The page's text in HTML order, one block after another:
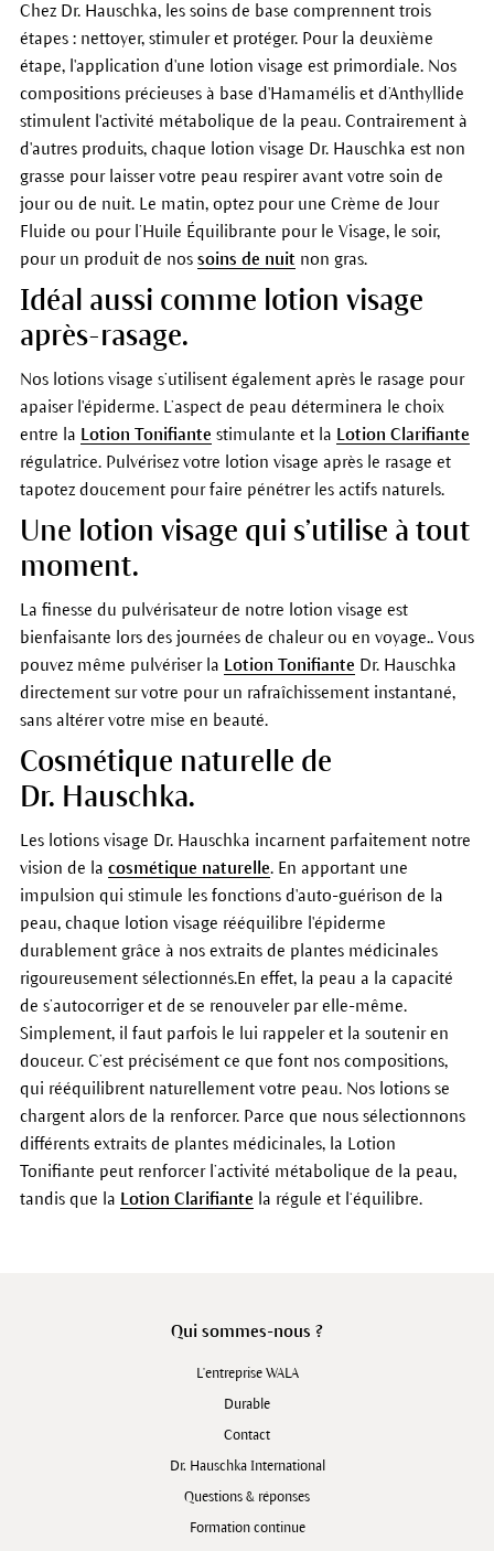
Chez Dr. Hauschka, les soins de base comprennent trois
étapes : nettoyer, stimuler et protéger. Pour la deuxième
étape, l'application d'une lotion visage est primordiale. Nos
compositions précieuses à base d'Hamamélis et d’Anthyllide
stimulent l'activité métabolique de la peau. Contrairement à
d'autres produits, chaque lotion visage Dr. Hauschka est non
grasse pour laisser votre peau respirer avant votre soin de
jour ou de nuit. Le matin, optez pour une Crème de Jour
Fluide ou pour l’Huile Équilibrante pour le Visage, le soir,
pour un produit de nos soins de nuit non gras.
Idéal aussi comme lotion visage
après-rasage.
Nos lotions visage s’utilisent également après le rasage pour
apaiser l'épiderme. L’aspect de peau déterminera le choix
entre la Lotion Tonifiante stimulante et la Lotion Clarifiante
régulatrice. Pulvérisez votre lotion visage après le rasage et
tapotez doucement pour faire pénétrer les actifs naturels.
Une lotion visage qui s’utilise à tout
moment.
La finesse du pulvérisateur de notre lotion visage est
bienfaisante lors des journées de chaleur ou en voyage.. Vous
pouvez même pulvériser la Lotion Tonifiante Dr. Hauschka
directement sur votre pour un rafraîchissement instantané,
sans altérer votre mise en beauté.
Cosmétique naturelle de
Dr. Hauschka.
Les lotions visage Dr. Hauschka incarnent parfaitement notre
vision de la cosmétique naturelle. En apportant une
impulsion qui stimule les fonctions d'auto-guérison de la
peau, chaque lotion visage rééquilibre l'épiderme
durablement grâce à nos extraits de plantes médicinales
rigoureusement sélectionnés.En effet, la peau a la capacité
de s’autocorriger et de se renouveler par elle-même.
Simplement, il faut parfois le lui rappeler et la soutenir en
douceur. C’est précisément ce que font nos compositions,
qui rééquilibrent naturellement votre peau. Nos lotions se
chargent alors de la renforcer. Parce que nous sélectionnons
différents extraits de plantes médicinales, la Lotion
Tonifiante peut renforcer l’activité métabolique de la peau,
tandis que la Lotion Clarifiante la régule et l‘équilibre.
Qui sommes-nous ?
L'entreprise WALA
Durable
Contact
Dr. Hauschka International
Questions & réponses
Formation continue